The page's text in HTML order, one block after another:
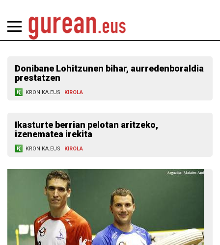
Donibane Lohitzunen bihar, aurredenboraldia
prestatzen
KRONIKA.EUS KIROLA
Ikasturte berrian pelotan aritzeko,
izenematea irekita
KRONIKA.EUS KIROLA